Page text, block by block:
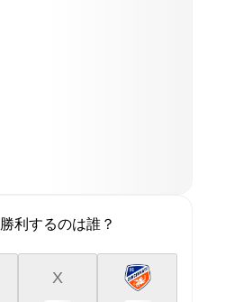
勝利するのは誰？
X